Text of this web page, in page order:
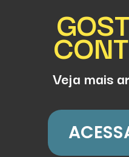
Veja mais